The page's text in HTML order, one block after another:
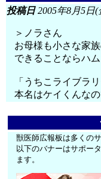
投稿日2005年8月5日
＞ノラさん
お母様も小さな家
できることならハ
「うちこライブラ
本名はケイくんなの
獣医師広報板は多くの
以下のバナーはサポー
ます。